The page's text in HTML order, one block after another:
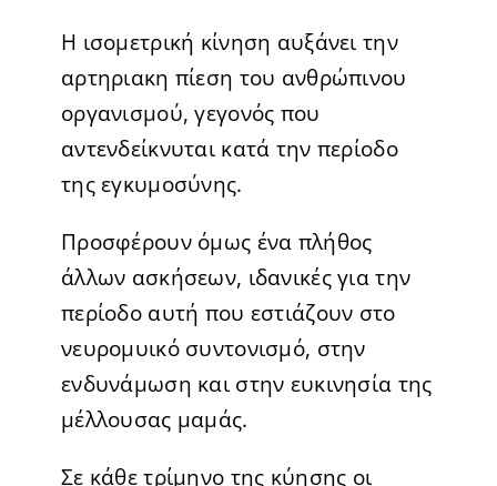
Η ισομετρική κίνηση αυξάνει την
αρτηριακη πίεση του ανθρώπινου
οργανισμού, γεγονός που
αντενδείκνυται κατά την περίοδο
της εγκυμοσύνης.
Προσφέρουν όμως ένα πλήθος
άλλων ασκήσεων, ιδανικές για την
περίοδο αυτή που εστιάζουν στο
νευρομυικό συντονισμό, στην
ενδυνάμωση και στην ευκινησία της
μέλλουσας μαμάς.
Σε κάθε τρίμηνο της κύησης οι